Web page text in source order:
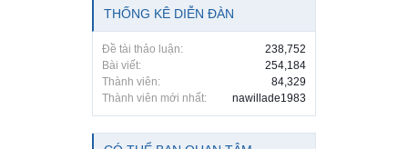
THỐNG KÊ DIỄN ĐÀN
Đề tài thảo luận:
238,752
Bài viết:
254,184
Thành viên:
84,329
Thành viên mới nhất:
nawillade1983